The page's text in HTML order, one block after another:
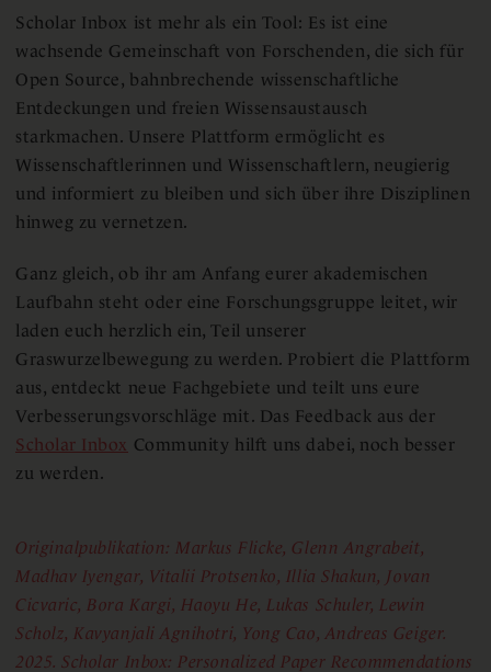
Scholar Inbox ist mehr als ein Tool: Es ist eine
wachsende Gemeinschaft von Forschenden, die sich für
Open Source, bahnbrechende wissenschaftliche
Entdeckungen und freien Wissensaustausch
starkmachen. Unsere Plattform ermöglicht es
Wissenschaftlerinnen und Wissenschaftlern, neugierig
und informiert zu bleiben und sich über ihre Disziplinen
hinweg zu vernetzen.
Ganz gleich, ob ihr am Anfang eurer akademischen
Laufbahn steht oder eine Forschungsgruppe leitet, wir
laden euch herzlich ein, Teil unserer
Graswurzelbewegung zu werden. Probiert die Plattform
aus, entdeckt neue Fachgebiete und teilt uns eure
Verbesserungsvorschläge mit. Das Feedback aus der
Scholar Inbox Community hilft uns dabei, noch besser
zu werden.
Originalpublikation: Markus Flicke, Glenn Angrabeit,
Madhav Iyengar, Vitalii Protsenko, Illia Shakun, Jovan
Cicvaric, Bora Kargi, Haoyu He, Lukas Schuler, Lewin
Scholz, Kavyanjali Agnihotri, Yong Cao, Andreas Geiger.
2025. Scholar Inbox: Personalized Paper Recommendations